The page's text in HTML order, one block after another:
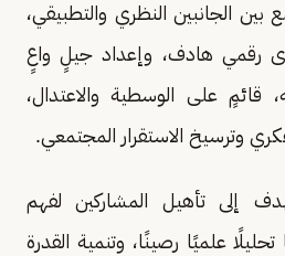
بين الجانبين النظري والتطبيقي،
رقمي هادف، وإعداد جيلٍ واعٍ
قائمٍ على الوسطية والاعتدال،
وترسيخ الاستقرار المجتمعي.
إلى تأهيل المشاركين لفهم
علميًا رصينًا، وتنمية القدرة